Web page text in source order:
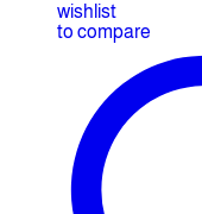
wishlist
to compare